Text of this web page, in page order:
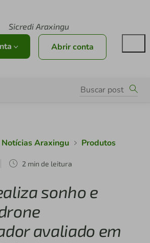
Sicredi Araxingu
Abrir conta
Notícias Araxingu Produtos
2 min de leitura
sonho e
avaliado em